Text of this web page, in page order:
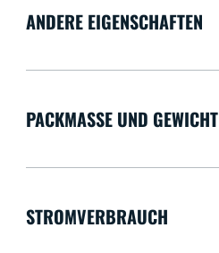
ANDERE EIGENSCHAFTEN
PACKMASSE UND GEWICHT
STROMVERBRAUCH